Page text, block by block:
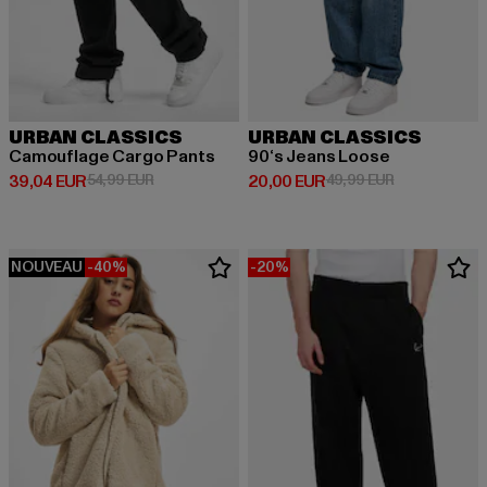
URBAN CLASSICS
Camouflage Cargo Pants
39,04 EUR
Prix courant: 39,04 EUR
54,99 EURPrix en promotion: 54,99 EUR
URBAN CLASSICS
90‘s Jeans Loose
20,00 EUR
Prix courant: 20,00 EUR
49,99 EURPrix en
NOUVEAU -40% -20%